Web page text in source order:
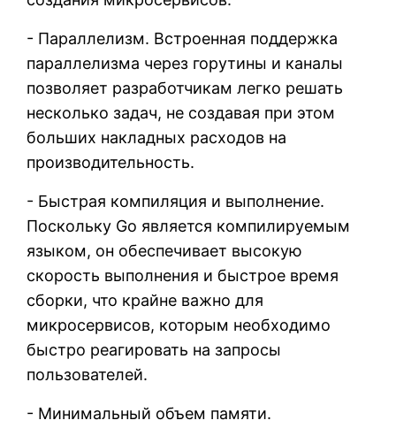
- Параллелизм. Встроенная поддержка
параллелизма через горутины и каналы
позволяет разработчикам легко решать
несколько задач, не создавая при этом
больших накладных расходов на
производительность.
- Быстрая компиляция и выполнение.
Поскольку Go является компилируемым
языком, он обеспечивает высокую
скорость выполнения и быстрое время
сборки, что крайне важно для
микросервисов, которым необходимо
быстро реагировать на запросы
пользователей.
- Минимальный объем памяти.